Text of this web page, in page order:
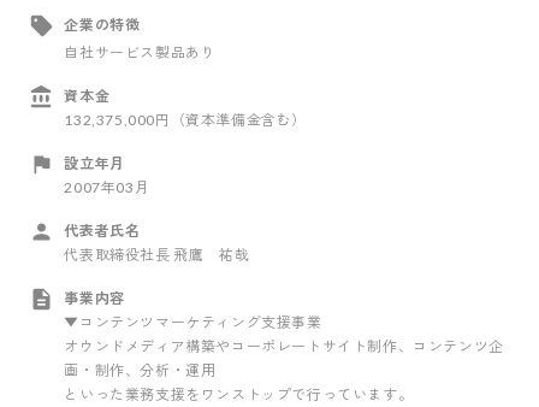
企業の特徴
自社サービス製品あり
資本金
132,375,000円（資本準備金含む）
設立年月
2007年03月
代表者氏名
代表取締役社長 飛鷹 祐哉
事業内容
▼コンテンツマーケティング支援事業
オウンドメディア構築やコーポレートサイト制作、コンテンツ企
画・制作、分析・運用
といった業務支援をワンストップで行っています。